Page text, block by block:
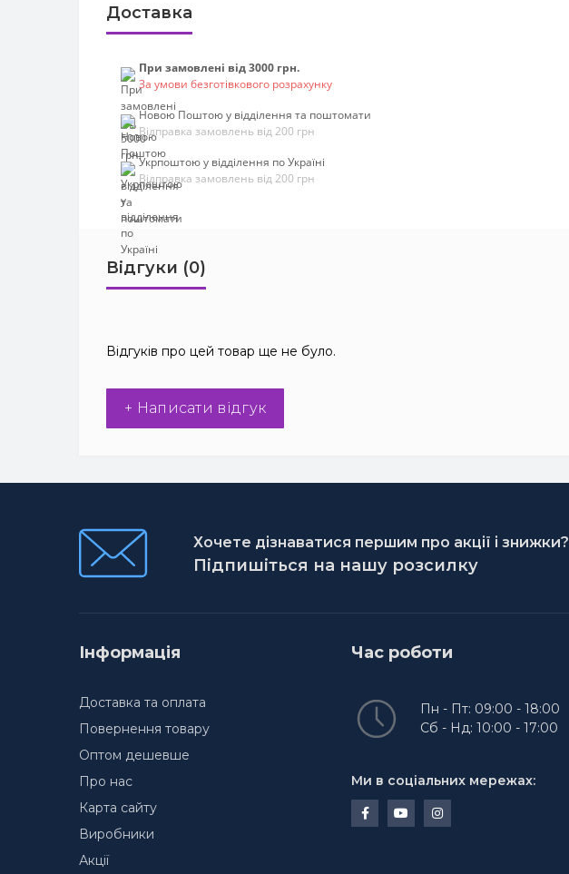
Доставка
При замовлені від 3000 грн.
За умови безготівкового розрахунку
Новою Поштою у відділення та поштомати
Відправка замовлень від 200 грн
Укрпоштою у відділення по Україні
Відправка замовлень від 200 грн
Відгуки (0)
Відгуків про цей товар ще не було.
+ Написати відгук
Хочете дізнаватися першим про акції і знижки?
Підпишіться на нашу розсилку
Інформація
Доставка та оплата
Повернення товару
Оптом дешевше
Про нас
Карта сайту
Виробники
Акції
Час роботи
Пн - Пт: 09:00 - 18:00
Сб - Нд: 10:00 - 17:00
Ми в соціальних мережах: